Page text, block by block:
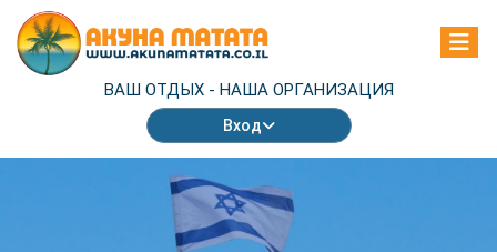
ВАШ ОТДЫХ - НАША ОРГАНИЗАЦИЯ
Вход